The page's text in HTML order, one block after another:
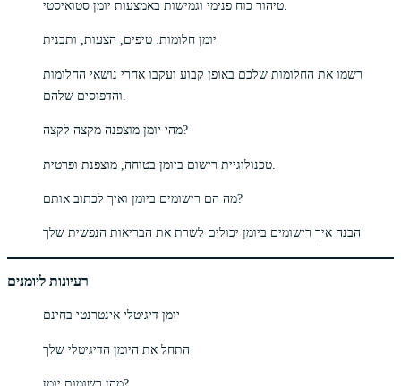
יומן חלומות: טיפים, הצעות, ותבנית
רשמו את החלומות שלכם באופן קבוע ועקבו אחרי נושאי החלומות
מהי יומן מוצפנה מקצה לקצה?
מה הם רישומים ביומן ואיך לכתוב אותם?
הבנה איך רישומים ביומן יכולים לשרת את הבריאות הנפשית שלך
רעיונות ליומנים
יומן דיגיטלי אינטרנטי בחינם
התחל את היומן הדיגיטלי שלך